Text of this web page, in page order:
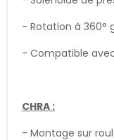
- Rotation à 360°
- Compatible
CHRA :
- Montage sur